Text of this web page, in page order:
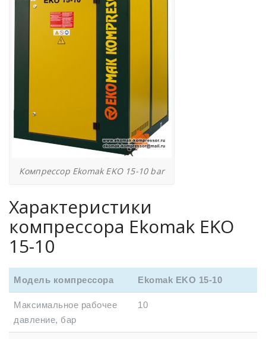
Компрессор Ekomak EKO 15-10 bar
Характеристики
компрессора Ekomak EKO
15-10
Модель компрессора Ekomak EKO 15-10
Максимальное рабочее
давление, бар
10